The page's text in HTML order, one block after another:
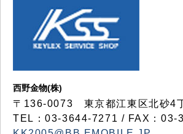
西野金物(株)
〒136-0073 東京都江東区北砂4
TEL：03‐3644‐7271 / FAX：03-